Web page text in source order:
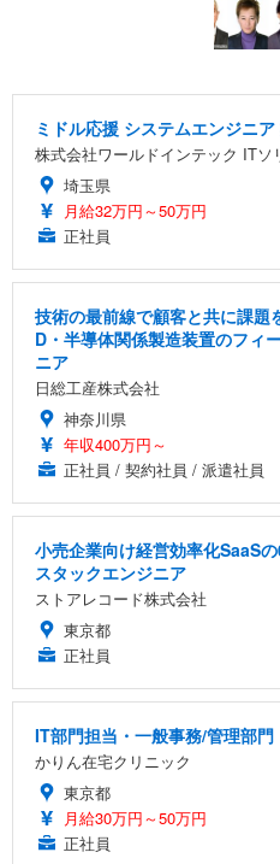
ミドル応援 システムエンジニ
株式会社ワールドインテック ITソ
埼玉県
月給32万円～50万円
正社員
技術の最前線で顧客と共に課題
D・半導体関係製造装置のフィ
ニア
日総工産株式会社
神奈川県
年収400万円～
正社員 / 契約社員 / 派遣社員
小売企業向け経営効率化SaaS
スタックエンジニア
ストアレコード株式会社
東京都
正社員
IT部門担当・一般事務/管理部門
かりん在宅クリニック
東京都
月給30万円～50万円
正社員